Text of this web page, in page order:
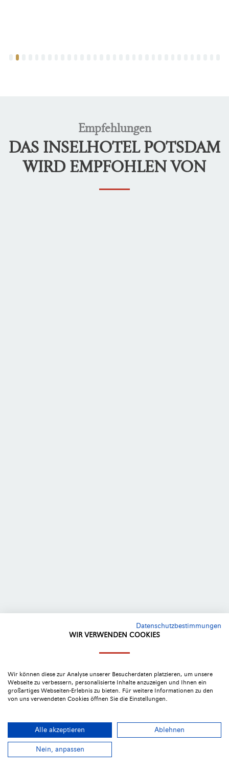
Empfehlungen
DAS INSELHOTEL POTSDAM
WIRD EMPFOHLEN VON
Datenschutzbestimmungen
WIR VERWENDEN COOKIES
Wir können diese zur Analyse unserer Besucherdaten platzieren, um unsere
Webseite zu verbessern, personalisierte Inhalte anzuzeigen und Ihnen ein
großartiges Webseiten-Erlebnis zu bieten. Für weitere Informationen zu den
von uns verwendeten Cookies öffnen Sie die Einstellungen.
Alle akzeptieren Ablehnen
Nein, anpassen